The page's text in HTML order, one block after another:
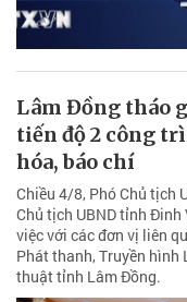
Lâm Đồng tháo
tiến độ 2 công
hóa, báo chí
Chiều 4/8, Phó Chủ tịch
Chủ tịch UBND tỉnh
việc với các đơn vị liên
Phát thanh, Truyền hình
thuật tỉnh Lâm Đồng.